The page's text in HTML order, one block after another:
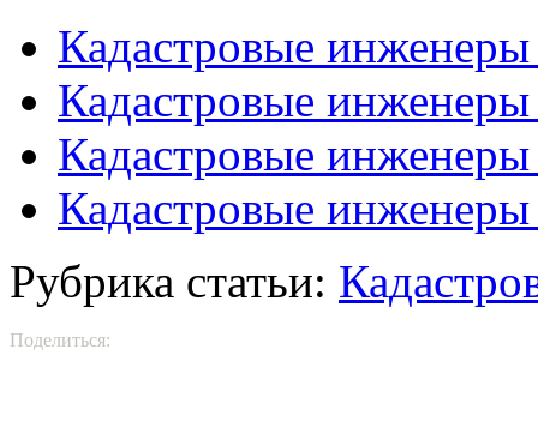
Кадастровые
Кадастровые
Кадастровые
Кадастровые
Рубрика статьи:
Поделиться: